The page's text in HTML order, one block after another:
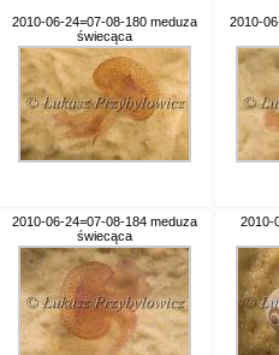
2010-06-24=07-08-180 meduza
świecąca
2010-
2010-06-24=07-08-184 meduza
świecąca
2010-